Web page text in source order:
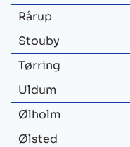
Rårup
Stouby
Tørring
Uldum
Ølholm
Ølsted